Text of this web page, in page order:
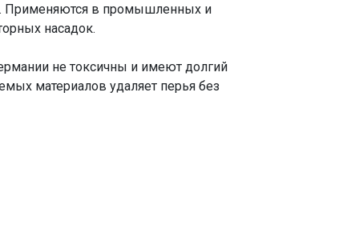
Применяются в промышленных и
насадок.
не токсичны и имеют долгий
материалов удаляет перья без